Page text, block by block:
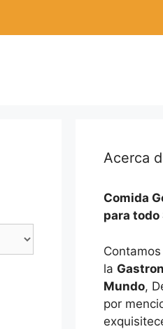
Acerca
Comida
para todo
la
Mundo,
por